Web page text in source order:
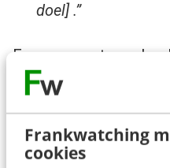
Frankwatching
cookies
doel] .”
Een concreet
“Als Sales
zoeken op voor
de juiste klant te